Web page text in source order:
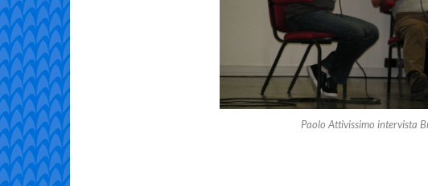
Paolo Attivissimo intervista